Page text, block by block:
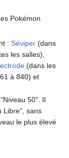
Pokémon
: Séviper(dans
les salles),
(dans les
à 840) et
50". Il
Libre", sans
le plus élevé